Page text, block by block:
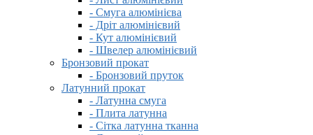
- Смуга алюмінієва
- Дріт алюмінієвий
- Кут алюмінієвий
- Швелер алюмінієвий
Бронзовий прокат
- Бронзовий пруток
Латунний прокат
- Латунна смуга
- Плита латунна
- Сітка латунна тканна